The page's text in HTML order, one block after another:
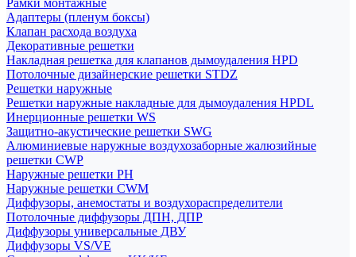
Рамки монтажные
Адаптеры (пленум боксы)
Клапан расхода воздуха
Декоративные решетки
Накладная решетка для клапанов дымоудаления HPD
Потолочные дизайнерские решетки STDZ
Решетки наружные
Решетки наружные накладные для дымоудаления HPDL
Инерционные решетки WS
Защитно-акустические решетки SWG
Алюминиевые наружные воздухозаборные жалюзийные
решетки CWP
Наружные решетки РН
Наружные решетки CWM
Диффузоры, анемостаты и воздухораспределители
Потолочные диффузоры ДПН, ДПР
Диффузоры универсальные ДВУ
Диффузоры VS/VE